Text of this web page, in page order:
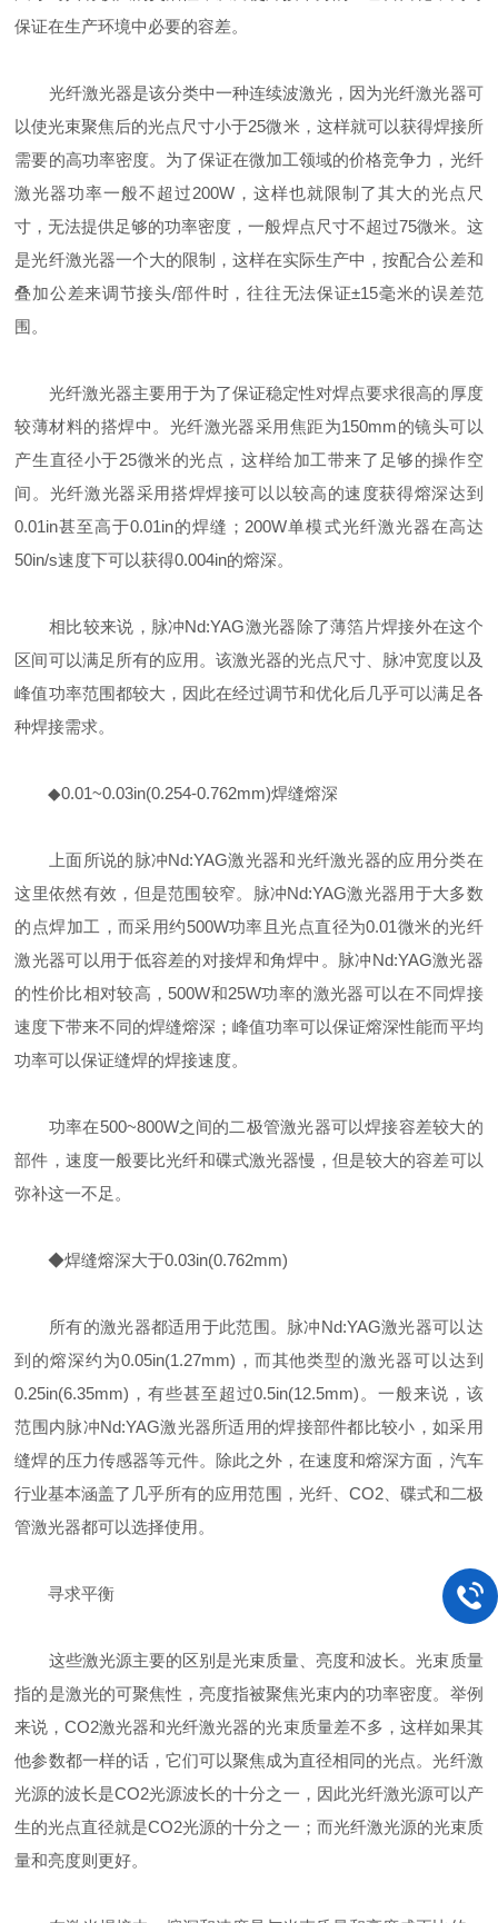
保证在生产环境中必要的容差。
光纤激光器是该分类中一种连续波激光，因为光纤激光器可
以使光束聚焦后的光点尺寸小于25微米，这样就可以获得焊接所
需要的高功率密度。为了保证在微加工领域的价格竞争力，光纤
激光器功率一般不超过200W，这样也就限制了其大的光点尺
寸，无法提供足够的功率密度，一般焊点尺寸不超过75微米。这
是光纤激光器一个大的限制，这样在实际生产中，按配合公差和
叠加公差来调节接头/部件时，往往无法保证±15毫米的误差范
围。
光纤激光器主要用于为了保证稳定性对焊点要求很高的厚度
较薄材料的搭焊中。光纤激光器采用焦距为150mm的镜头可以
产生直径小于25微米的光点，这样给加工带来了足够的操作空
间。光纤激光器采用搭焊焊接可以以较高的速度获得熔深达到
0.01in甚至高于0.01in的焊缝；200W单模式光纤激光器在高达
50in/s速度下可以获得0.004in的熔深。
相比较来说，脉冲Nd:YAG激光器除了薄箔片焊接外在这个
区间可以满足所有的应用。该激光器的光点尺寸、脉冲宽度以及
峰值功率范围都较大，因此在经过调节和优化后几乎可以满足各
种焊接需求。
◆0.01~0.03in(0.254-0.762mm)焊缝熔深
上面所说的脉冲Nd:YAG激光器和光纤激光器的应用分类在
这里依然有效，但是范围较窄。脉冲Nd:YAG激光器用于大多数
的点焊加工，而采用约500W功率且光点直径为0.01微米的光纤
激光器可以用于低容差的对接焊和角焊中。脉冲Nd:YAG激光器
的性价比相对较高，500W和25W功率的激光器可以在不同焊接
速度下带来不同的焊缝熔深；峰值功率可以保证熔深性能而平均
功率可以保证缝焊的焊接速度。
功率在500~800W之间的二极管激光器可以焊接容差较大的
部件，速度一般要比光纤和碟式激光器慢，但是较大的容差可以
弥补这一不足。
◆焊缝熔深大于0.03in(0.762mm)
所有的激光器都适用于此范围。脉冲Nd:YAG激光器可以达
到的熔深约为0.05in(1.27mm)，而其他类型的激光器可以达到
0.25in(6.35mm)，有些甚至超过0.5in(12.5mm)。一般来说，该
范围内脉冲Nd:YAG激光器所适用的焊接部件都比较小，如采用
缝焊的压力传感器等元件。除此之外，在速度和熔深方面，汽车
行业基本涵盖了几乎所有的应用范围，光纤、CO2、碟式和二极
管激光器都可以选择使用。
寻求平衡
这些激光源主要的区别是光束质量、亮度和波长。光束质量
指的是激光的可聚焦性，亮度指被聚焦光束内的功率密度。举例
来说，CO2激光器和光纤激光器的光束质量差不多，这样如果其
他参数都一样的话，它们可以聚焦成为直径相同的光点。光纤激
光源的波长是CO2光源波长的十分之一，因此光纤激光源可以产
生的光点直径就是CO2光源的十分之一；而光纤激光源的光束质
量和亮度则更好。